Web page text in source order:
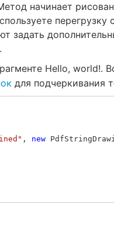
начинает
перегрузку
задать
Hello, world!.
для подчеркивания
, new